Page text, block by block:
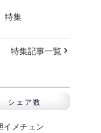
特集
特集記事一覧
シェア数
イメチェン